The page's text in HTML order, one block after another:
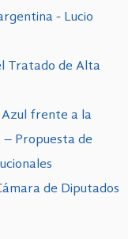
- Lucio
Tratado de Alta
Azul frente a la
– Propuesta de
de Diputados